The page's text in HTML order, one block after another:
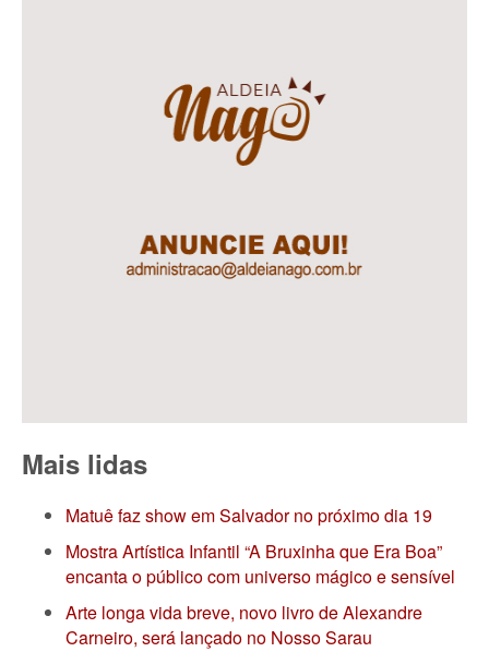
Mais lidas
Matuê faz show em Salvador no próximo dia 19
Mostra Artística Infantil “A Bruxinha que Era Boa”
encanta o público com universo mágico e sensível
Arte longa vida breve, novo livro de Alexandre
Carneiro, será lançado no Nosso Sarau